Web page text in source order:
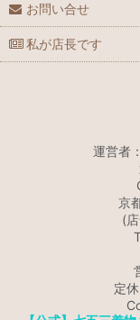
お問い合せ
私が店長です
運営者
京
(
定